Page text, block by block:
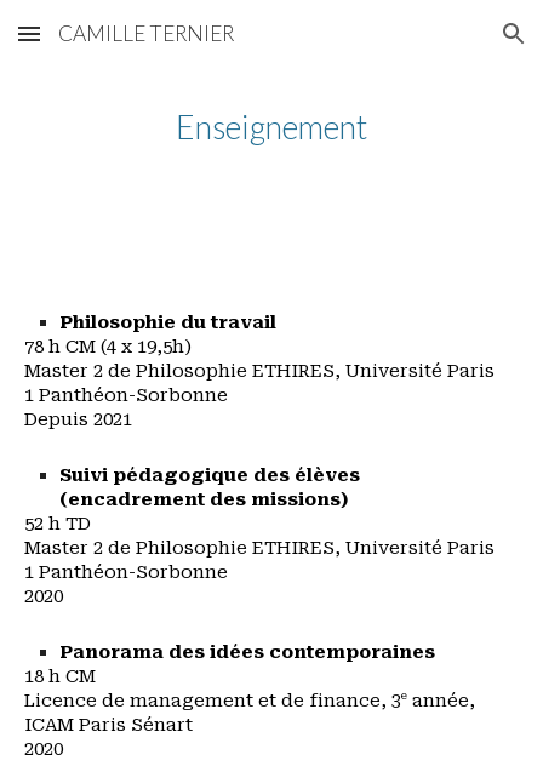
Skip to main content Skip to navigation
CAMILLE TERNIER
Enseignement
Philosophie du travail
78 h CM (4 x 19,5h)
Master 2 de Philosophie ETHIRES, Université Paris
1 Panthéon-Sorbonne
Depuis 2021
Suivi pédagogique des élèves
(encadrement des missions)
52 h TD
Master 2 de Philosophie ETHIRES, Université Paris
1 Panthéon-Sorbonne
2020
Panorama des idées contemporaines
18 h CM
Licence de management et de finance, 3e année,
ICAM Paris Sénart
2020